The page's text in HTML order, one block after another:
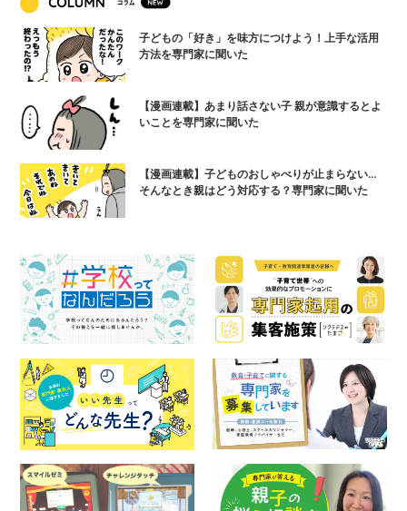
子どもの「好き」を味方につけよう！上手な活用
方法を専門家に聞いた
【漫画連載】あまり話さない子 親が意識するとよ
いことを専門家に聞いた
【漫画連載】子どものおしゃべりが止まらない…
そんなとき親はどう対応する？専門家に聞いた